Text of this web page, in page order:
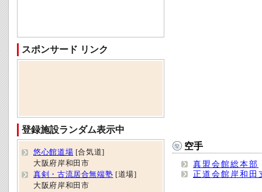
空手
真盟会館総本部
正道会館岸和田
スポンサード リンク
登録施設ランダム表示中
悠心館道場 [合気道]
大阪府岸和田市
真剣・古流居合無端塾 [道場]
大阪府岸和田市